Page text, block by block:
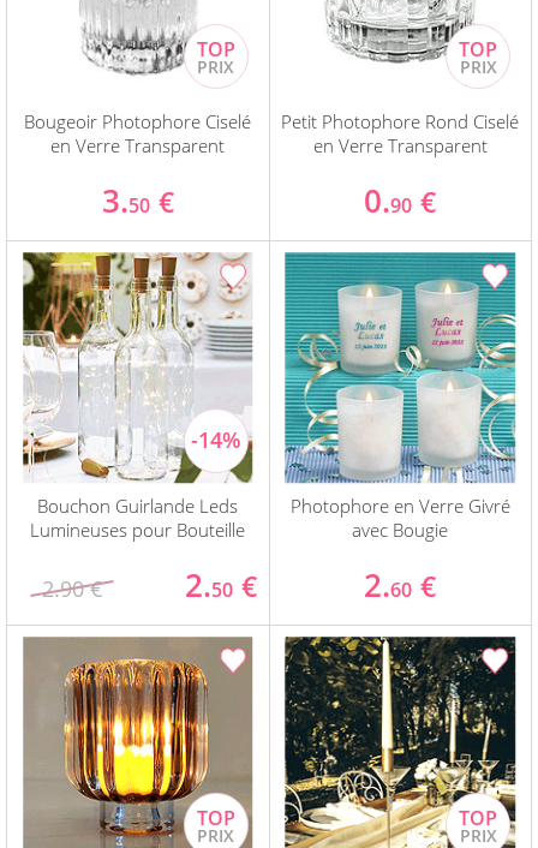
Bougeoir Photophore Ciselé
en Verre Transparent
3.50 €
Petit Photophore Rond Ciselé
en Verre Transparent
0.90 €
Bouchon Guirlande Leds
Lumineuses pour Bouteille
2.90 € 2.50 €
Photophore en Verre Givré
avec Bougie
2.60 €